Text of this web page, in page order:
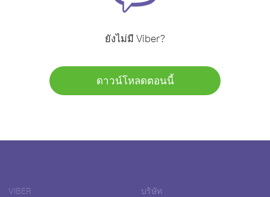
ยังไม่มี Viber?
ดาวน์โหลดตอนนี้
VIBER บริษัท